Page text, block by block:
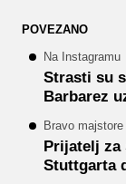
POVEZANO
Na Instagramu
Strasti su
Barbarez
Bravo majstore
Prijatelj za
Stuttgarta